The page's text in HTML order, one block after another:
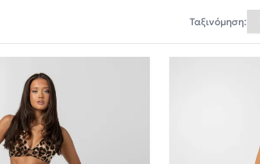
Ταξινόμηση: